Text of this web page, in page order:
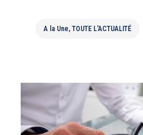
A la Une,TOUTE L'ACTUALITÉ